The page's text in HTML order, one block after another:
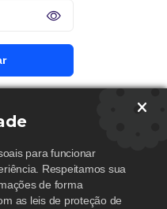
para funcionar
Respeitamos sua
de forma
as leis de proteção de